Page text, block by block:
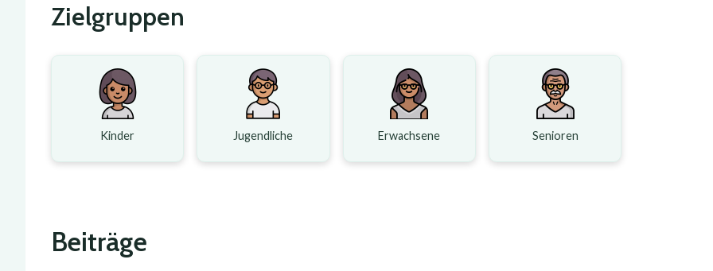
Zielgruppen
Kinder Jugendliche Erwachsene Senioren
Beiträge